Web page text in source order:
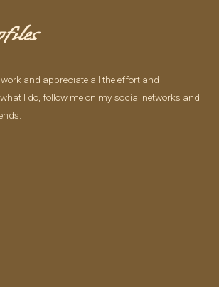
and appreciate all the effort and
I do, follow me on my social networks and